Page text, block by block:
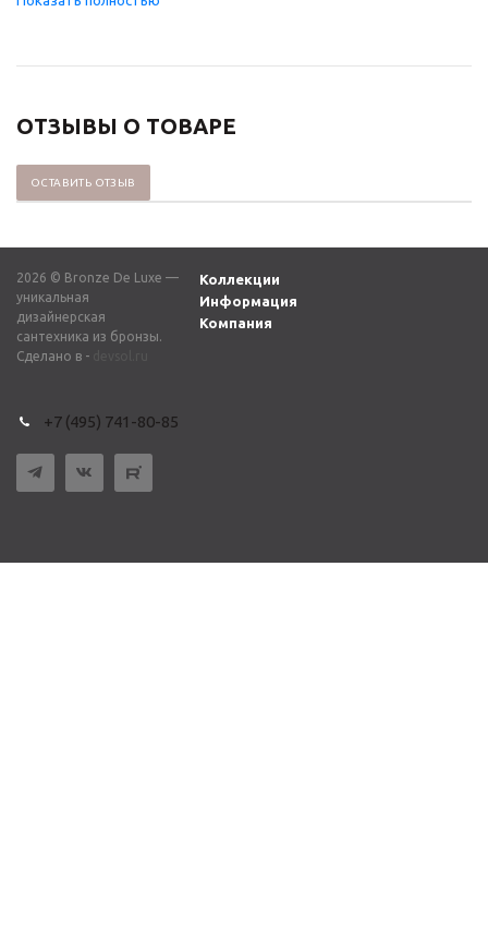
ОТЗЫВЫ О ТОВАРЕ
ОСТАВИТЬ ОТЗЫВ
2026 © Bronze De Luxe —
уникальная
дизайнерская
сантехника из бронзы.
Сделано в -
Коллекции
Информация
Компания
+7 (495) 741-80-85